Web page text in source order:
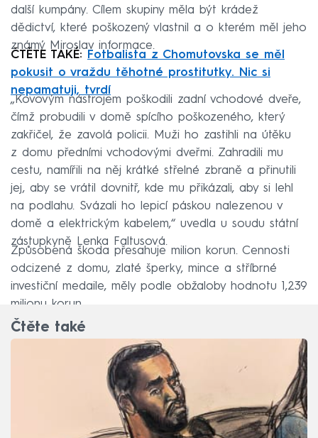
další kumpány. Cílem skupiny měla být krádež
dědictví, které poškozený vlastnil a o kterém měl jeho
známý Miroslav informace.
ČTĚTE TAKÉ:
Fotbalista z Chomutovska se měl
pokusit o vraždu těhotné prostitutky. Nic si
nepamatuji, tvrdí
„Kovovým nástrojem poškodili zadní vchodové dveře,
čímž probudili v domě spícího poškozeného, který
zakřičel, že zavolá policii. Muži ho zastihli na útěku
z domu předními vchodovými dveřmi. Zahradili mu
cestu, namířili na něj krátké střelné zbraně a přinutili
jej, aby se vrátil dovnitř, kde mu přikázali, aby si lehl
na podlahu. Svázali ho lepicí páskou nalezenou v
domě a elektrickým kabelem,“ uvedla u soudu státní
zástupkyně Lenka Faltusová.
Způsobená škoda přesahuje milion korun. Cennosti
odcizené z domu, zlaté šperky, mince a stříbrné
investiční medaile, měly podle obžaloby hodnotu 1,239
milionu korun.
Čtěte také